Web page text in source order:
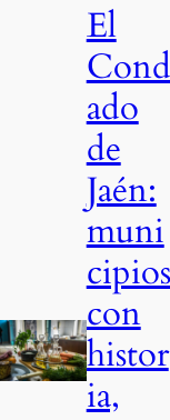
El
Cond
ado
de
Jaén:
muni
cipios
con
histor
ia,